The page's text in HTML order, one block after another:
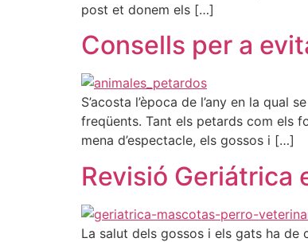
post et donem els […]
Consells per a
S’acosta l’època de l’any en la
freqüents. Tant els petards com els
mena d’espectacle, els gossos i […]
Revisió Geriátrica
La salut dels gossos i els gats ha